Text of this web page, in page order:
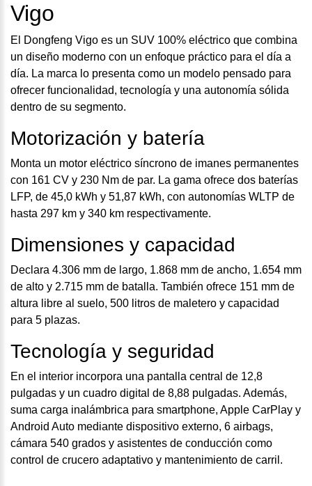
Vigo
El Dongfeng Vigo es un SUV 100% eléctrico que combina
un diseño moderno con un enfoque práctico para el día a
día. La marca lo presenta como un modelo pensado para
ofrecer funcionalidad, tecnología y una autonomía sólida
dentro de su segmento.
Motorización y batería
Monta un motor eléctrico síncrono de imanes permanentes
con 161 CV y 230 Nm de par. La gama ofrece dos baterías
LFP, de 45,0 kWh y 51,87 kWh, con autonomías WLTP de
hasta 297 km y 340 km respectivamente.
Dimensiones y capacidad
Declara 4.306 mm de largo, 1.868 mm de ancho, 1.654 mm
de alto y 2.715 mm de batalla. También ofrece 151 mm de
altura libre al suelo, 500 litros de maletero y capacidad
para 5 plazas.
Tecnología y seguridad
En el interior incorpora una pantalla central de 12,8
pulgadas y un cuadro digital de 8,88 pulgadas. Además,
suma carga inalámbrica para smartphone, Apple CarPlay y
Android Auto mediante dispositivo externo, 6 airbags,
cámara 540 grados y asistentes de conducción como
control de crucero adaptativo y mantenimiento de carril.